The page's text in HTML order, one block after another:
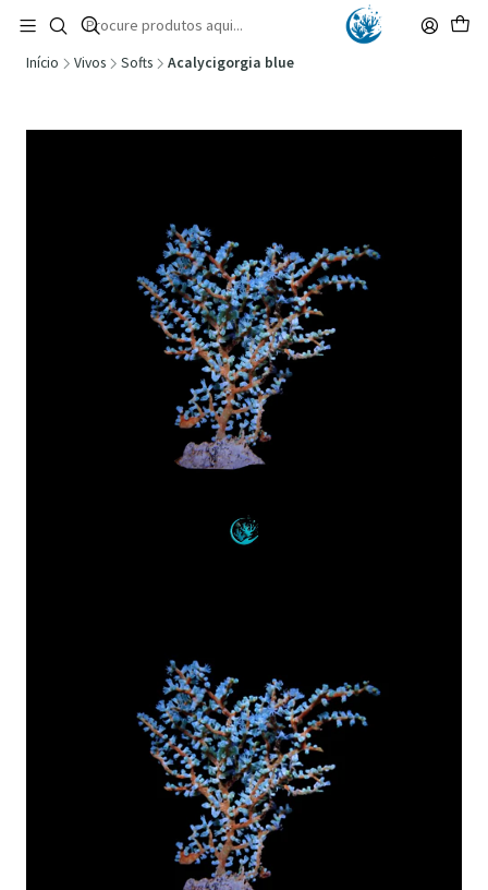
🚚 Portugal Continental: Portes Grátis desde 149,90€ (Envio extresso: 14,90€)
Ler mais
Início Vivos Softs Acalycigorgia blue